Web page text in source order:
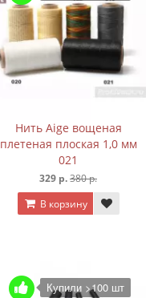
Нить Aige вощеная
плетеная плоская 1,0 мм
021
329 р.380 р.
В корзину
Купили >100 шт